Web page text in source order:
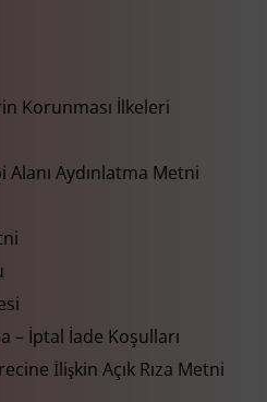
Korunması İlkeleri
Aydınlatma Metni
– İptal İade Koşulları
İlişkin Açık Rıza Metni